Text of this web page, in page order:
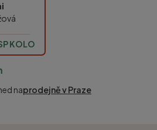
KOLO
naprodejně v Praze